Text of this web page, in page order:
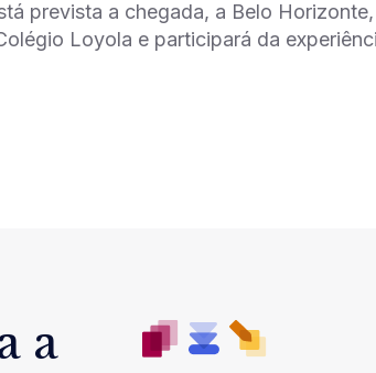
prevista a chegada, a Belo
Loyola e participará da
a